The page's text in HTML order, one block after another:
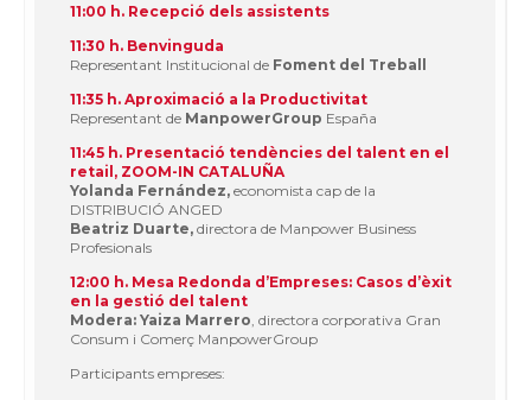
11:00 h. Recepció dels assistents
11:30 h. Benvinguda
Representant Institucional de Foment del Treball
11:35 h. Aproximació a la Productivitat
Representant de ManpowerGroup España
11:45 h. Presentació tendències del talent en el
retail, ZOOM-IN CATALUÑA
Yolanda Fernández, economista cap de la
DISTRIBUCIÓ ANGED
Beatriz Duarte, directora de Manpower Business
Profesionals
12:00 h. Mesa Redonda d’Empreses: Casos d’èxit
en la gestió del talent
Modera: Yaiza Marrero , directora corporativa Gran
Consum i Comerç ManpowerGroup
Participants empreses: